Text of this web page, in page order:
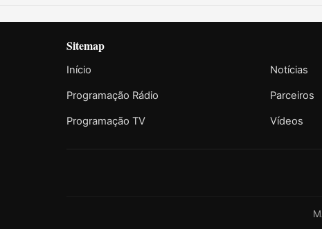
Sitemap
Início
Programação Rádio
Programação TV
Notícias
Parceiros
Vídeos